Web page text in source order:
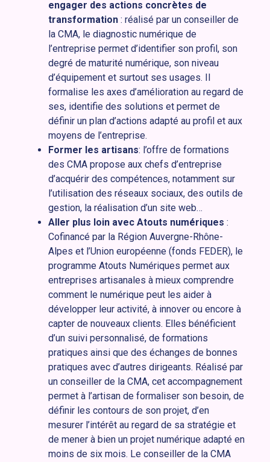
engager des actions concrètes de
transformation : réalisé par un conseiller de
la CMA, le diagnostic numérique de
l’entreprise permet d’identifier son profil, son
degré de maturité numérique, son niveau
d’équipement et surtout ses usages. Il
formalise les axes d’amélioration au regard de
ses, identifie des solutions et permet de
définir un plan d’actions adapté au profil et aux
moyens de l’entreprise.
Former les artisans: l’offre de formations
des CMA propose aux chefs d’entreprise
d’acquérir des compétences, notamment sur
l’utilisation des réseaux sociaux, des outils de
gestion, la réalisation d’un site web…
Aller plus loin avec Atouts numériques :
Cofinancé par la Région Auvergne-Rhône-
Alpes et l’Union européenne (fonds FEDER), le
programme Atouts Numériques permet aux
entreprises artisanales à mieux comprendre
comment le numérique peut les aider à
développer leur activité, à innover ou encore à
capter de nouveaux clients. Elles bénéficient
d’un suivi personnalisé, de formations
pratiques ainsi que des échanges de bonnes
pratiques avec d’autres dirigeants. Réalisé par
un conseiller de la CMA, cet accompagnement
permet à l’artisan de formaliser son besoin, de
définir les contours de son projet, d’en
mesurer l’intérêt au regard de sa stratégie et
de mener à bien un projet numérique adapté en
moins de six mois. Le conseiller de la CMA